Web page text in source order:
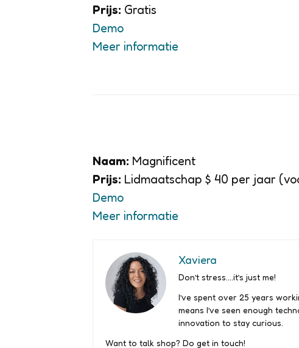
Prijs: Gratis
Demo
Meer informatie
Naam: Magnificent
Prijs: Lidmaatschap $ 40 per jaar
Demo
Meer informatie
Xaviera
Don’t stress….it’s just me!
I’ve spent over 25 years
means I’ve seen enough
innovation to stay curious.
Want to talk shop? Do get in touch!